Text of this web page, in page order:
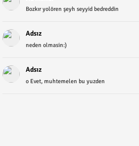
Bozkır yolören şeyh seyyid bedreddin
Adsız
neden olmasin:)
Adsız
o Evet, muhtemelen bu yuzden